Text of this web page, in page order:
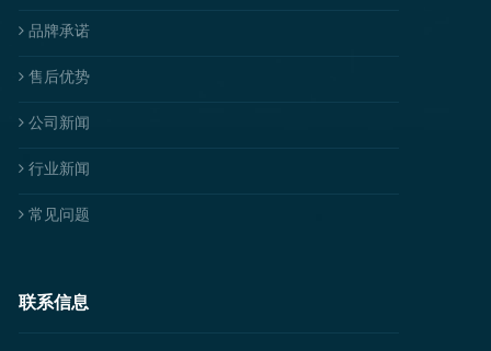
品牌承诺
售后优势
公司新闻
行业新闻
常见问题
联系信息